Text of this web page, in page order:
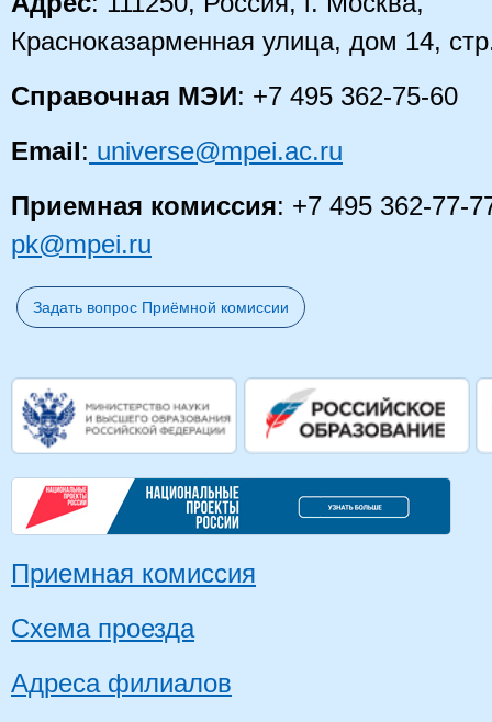
Красноказарменная улица, дом 14,
Справочная МЭИ: +7 495 362-75-60
Email: universe@mpei.ac.ru
Приемная комиссия: +7 495 362-77-
pk@mpei.ru
Задать вопрос Приёмной комиссии
Приемная комиссия
Схема проезда
Адреса филиалов